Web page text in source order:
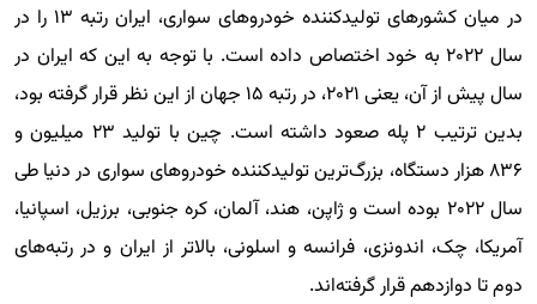
در میان کشورهای تولیدکننده خودروهای سواری، ایران رتبه ۱۳ را در
سال ۲۰۲۲ به خود اختصاص داده است. با توجه به این که ایران در
سال پیش از آن، یعنی ۲۰۲۱، در رتبه ۱۵ جهان از این نظر قرار گرفته بود،
بدین ترتیب ۲ پله صعود داشته است. چین با تولید ۲۳ میلیون و
۸۳۶ هزار دستگاه، بزرگ‌ترین تولیدکننده خودروهای سواری در دنیا طی
سال ۲۰۲۲ بوده است و ژاپن، هند، آلمان، کره جنوبی، برزیل، اسپانیا،
آمریکا، چک، اندونزی، فرانسه و اسلونی، بالاتر از ایران و در رتبه‌های
دوم تا دوازدهم قرار گرفته‌اند.